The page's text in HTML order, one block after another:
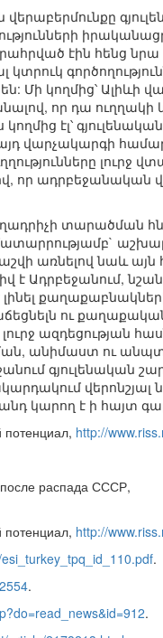
էին հենց նրա
Մի կողմից՝ Ալիևի
որ դա ուղղակի
էլ՝ գյուլենական
վարչակարգի
լուրջ
որ ադրբեջանական
տարածման
առնելով նաև
Ադրբեջանում,
ու
ազդեցության
անիմաստ ու
գյուլենական
կարող է ի հայտ
потенциал, http://
распада СССР,
потенциал, http://
.
.
.